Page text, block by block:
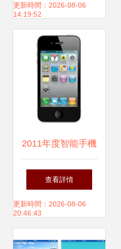
術(shù)軟件 重塑
你的手機(jī)體驗
(yàn)
更新時間：2026-08-06
14:19:52
2011年度智能手機
(jī)巔峰對決 盤點
(diǎn)十大熱門機
查看詳情
更新時間：2026-08-06
20:46:43